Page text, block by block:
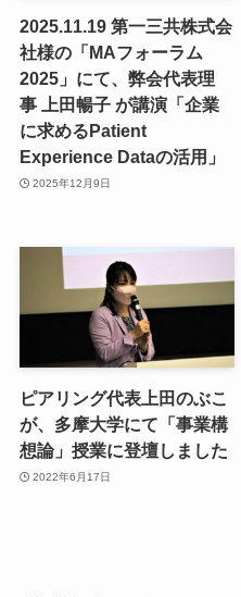
2025.11.19 第一三共株式会
社様の「MAフォーラム
2025」にて、弊会代表理
事 上田暢子 が講演「企業
に求めるPatient
Experience Dataの活用」
2025年12月9日
ピアリング代表上田のぶこ
が、多摩大学にて「事業構
想論」授業に登壇しました
2022年6月17日